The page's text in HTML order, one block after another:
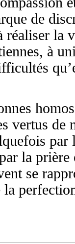
de
réaliser la
à
vertus de
par
la
se
la